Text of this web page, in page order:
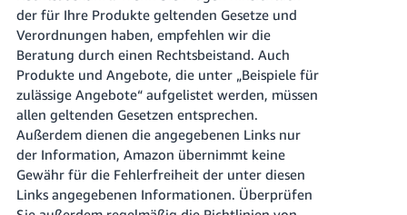
한
국
어
-
KR
der für Ihre Produkte geltenden Gesetze und
Verordnungen haben, empfehlen wir die
Beratung durch einen Rechtsbeistand. Auch
Produkte und Angebote, die unter „Beispiele für
zulässige Angebote“ aufgelistet werden, müssen
allen geltenden Gesetzen entsprechen.
Außerdem dienen die angegebenen Links nur
der Information, Amazon übernimmt keine
Gewähr für die Fehlerfreiheit der unter diesen
Links angegebenen Informationen. Überprüfen